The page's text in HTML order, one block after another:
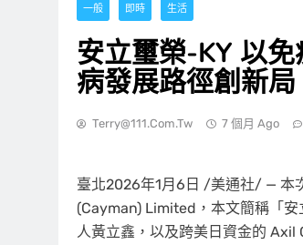
一般 即時 生活
安立璽榮-KY 以
病發展路徑創新局
Terry@111.com.tw 7 個月 Ago
臺北2026年1月6日 /美通社/ — 本
(Cayman) Limited，本文簡稱「
人黃立鑫，以及跨美日資金的 Axil